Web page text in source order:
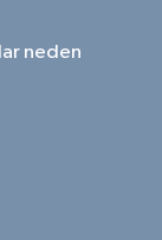
neden